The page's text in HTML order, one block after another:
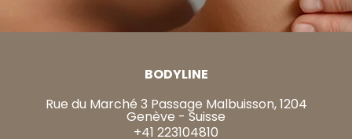
BODYLINE
Rue du Marché 3 Passage Malbuisson, 1204
Genève - Suisse
+41 223104810